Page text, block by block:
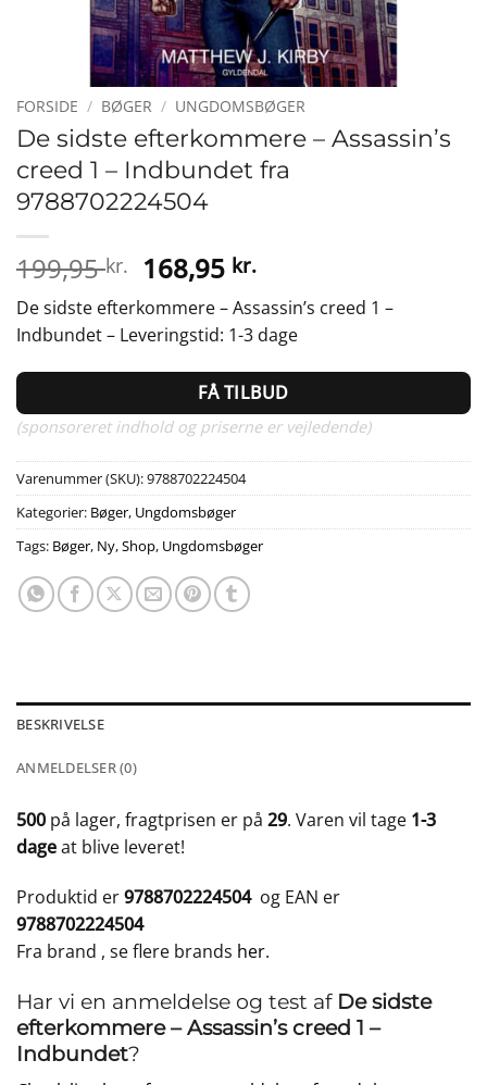
FORSIDE / BØGER / UNGDOMSBØGER
De sidste efterkommere – Assassin’s
creed 1 – Indbundet fra
9788702224504
199,95kr. Den
oprindelige
pris
var:
199,95 kr..
168,95 kr.Den
aktuelle
pris
er:
168,95 kr..
De sidste efterkommere – Assassin’s creed 1 –
Indbundet – Leveringstid: 1-3 dage
FÅ TILBUD
(sponsoreret indhold og priserne er vejledende)
Varenummer (SKU):9788702224504
Kategorier: Bøger, Ungdomsbøger
Tags: Bøger, Ny,Shop, Ungdomsbøger
BESKRIVELSE
ANMELDELSER (0)
500 på lager, fragtprisen er på 29. Varen vil tage 1-3
dageat blive leveret!
Produktid er9788702224504 og EAN er
9788702224504
Fra brand , se flere brands her.
Har vi en anmeldelse og test af De sidste
efterkommere – Assassin’s creed 1 –
Indbundet?